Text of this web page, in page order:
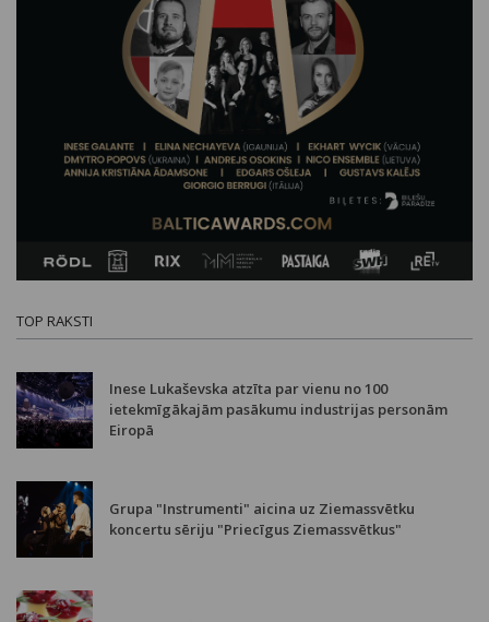
TOP RAKSTI
Inese Lukaševska atzīta par vienu no 100
ietekmīgākajām pasākumu industrijas personām
Eiropā
Grupa "Instrumenti" aicina uz Ziemassvētku
koncertu sēriju "Priecīgus Ziemassvētkus"